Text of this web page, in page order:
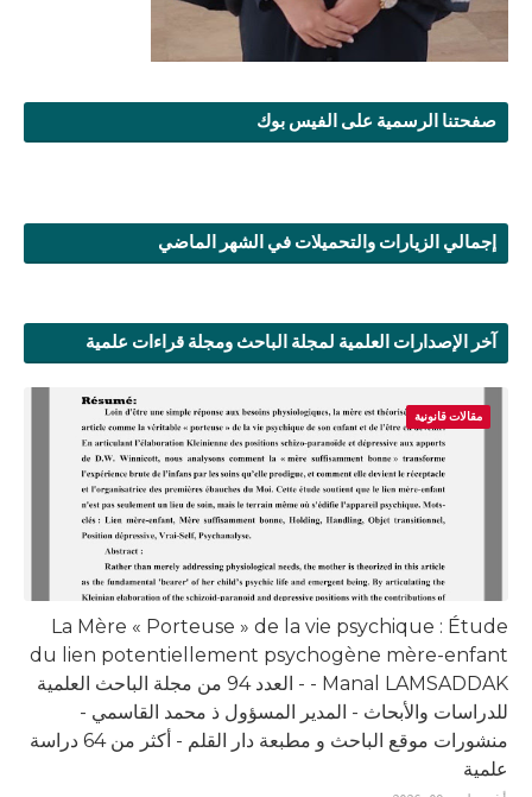
صفحتنا الرسمية على الفيس بوك
إجمالي الزيارات والتحميلات في الشهر الماضي
آخر الإصدارات العلمية لمجلة الباحث ومجلة قراءات علمية
مقالات قانونية
La Mère « Porteuse » de la vie psychique : Étude
du lien potentiellement psychogène mère-enfant
- Manal LAMSADDAK - العدد 94 من مجلة الباحث العلمية
للدراسات والأبحاث - المدير المسؤول ذ محمد القاسمي -
منشورات موقع الباحث و مطبعة دار القلم - أكثر من 64 دراسة
علمية